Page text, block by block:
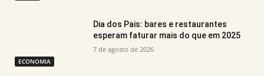
ECONOMIA
Dia dos Pais: bares e restaurantes
esperam faturar mais do que em 2025
7 de agosto de 2026